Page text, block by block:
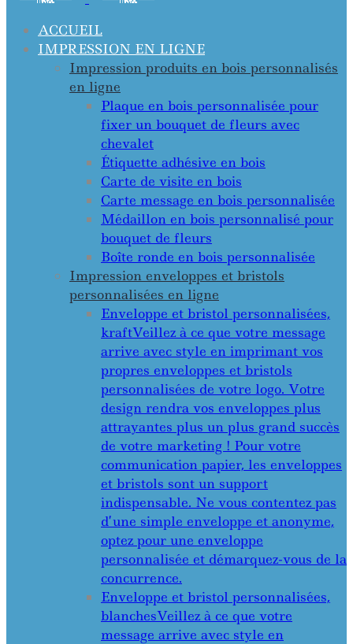
ACCUEIL
IMPRESSION EN LIGNE
Impression produits en bois personnalisés
en ligne
Plaque en bois personnalisée pour
fixer un bouquet de fleurs avec
chevalet
Étiquette adhésive en bois
Carte de visite en bois
Carte message en bois personnalisée
Médaillon en bois personnalisé pour
bouquet de fleurs
Boîte ronde en bois personnalisée
Impression enveloppes et bristols
personnalisées en ligne
Enveloppe et bristol personnalisées,
kraftVeillez à ce que votre message
arrive avec style en imprimant vos
propres enveloppes et bristols
personnalisées de votre logo. Votre
design rendra vos enveloppes plus
attrayantes plus un plus grand succès
de votre marketing ! Pour votre
communication papier, les enveloppes
et bristols sont un support
indispensable. Ne vous contentez pas
d’une simple enveloppe et anonyme,
optez pour une enveloppe
personnalisée et démarquez-vous de la
concurrence.
Enveloppe et bristol personnalisées,
blanchesVeillez à ce que votre
message arrive avec style en